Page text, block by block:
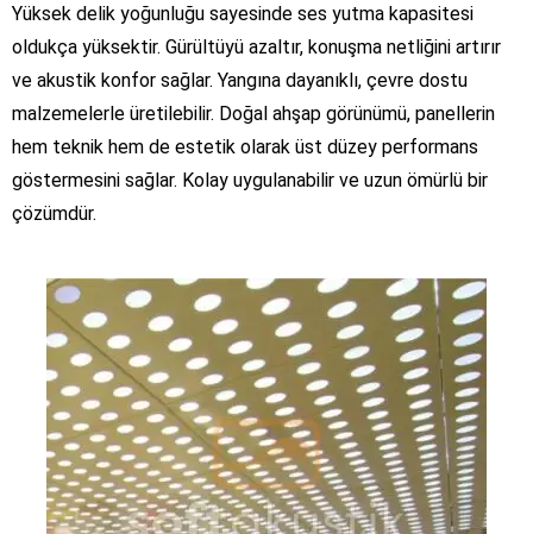
Yüksek delik yoğunluğu sayesinde ses yutma kapasitesi
oldukça yüksektir. Gürültüyü azaltır, konuşma netliğini artırır
ve akustik konfor sağlar. Yangına dayanıklı, çevre dostu
malzemelerle üretilebilir. Doğal ahşap görünümü, panellerin
hem teknik hem de estetik olarak üst düzey performans
göstermesini sağlar. Kolay uygulanabilir ve uzun ömürlü bir
çözümdür.